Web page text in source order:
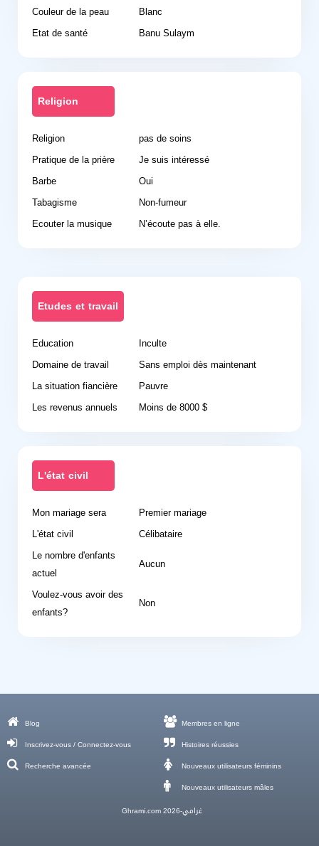
Couleur de la peau
Blanc
Etat de santé
Banu Sulaym
Religion
Religion
pas de soins
Pratique de la prière
Je suis intéressé
Barbe
Oui
Tabagisme
Non-fumeur
Ecouter la musique
N’écoute pas à elle.
Etudes et travail
Education
Inculte
Domaine de travail
Sans emploi dès maintenant
La situation fiancière
Pauvre
Les revenus annuels
Moins de 8000 $
L'état civil
Mon mariage sera
Premier mariage
L'état civil
Célibataire
Le nombre d'enfants
actuel
Aucun
Voulez-vous avoir des
enfants?
Non
Blog
Inscrivez-vous / Connectez-vous
Recherche avancée
Membres en ligne
Histoires réussies
Nouveaux utilisateurs féminins
Nouveaux utilisateurs mâles
Ghrami.com غرامي-2026